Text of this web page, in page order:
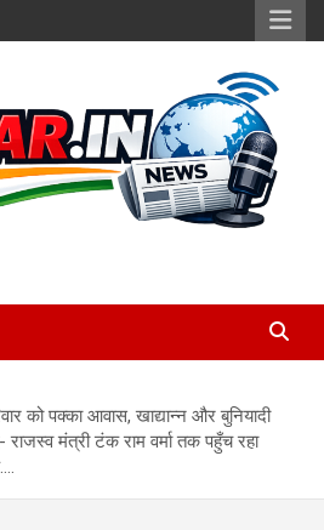
को पक्का आवास, खाद्यान्न और बुनियादी
राजस्व मंत्री टंक राम वर्मा तक पहुँच रहा